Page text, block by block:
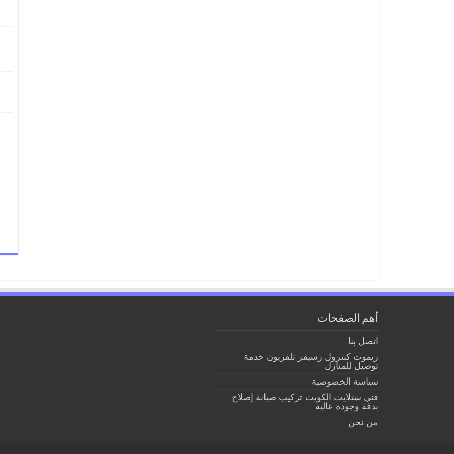
أهم الصفحات
اتصل بنا
ريموت كنترول رسيفر تلفزيون خدمة
توصيل للمنازل
سياسة الخصوصية
فني ستلايت الكويت تركيب صيانة إصلاح
بدقة وجودة عالية
من نحن